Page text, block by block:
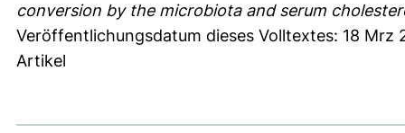
conversion by the microbiota and serum
Veröffentlichungsdatum dieses Volltextes: 18 Mrz
Artikel